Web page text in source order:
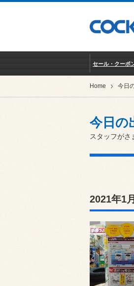
セール・クーポ
Home 今日
今日の
スタッフがさ
2021年1月